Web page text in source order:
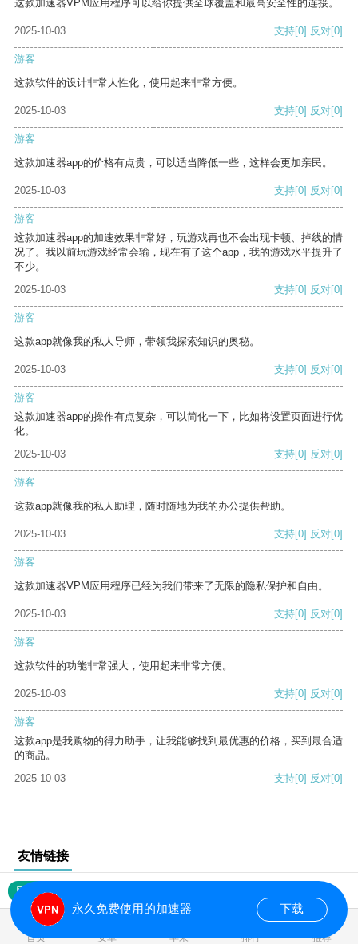
这款加速器VPM应用程序可以给你提供全球覆盖和最高安全性的连接。
2025-10-03 支持[0] 反对[0]
游客
这款软件的设计非常人性化，使用起来非常方便。
2025-10-03 支持[0] 反对[0]
游客
这款加速器app的价格有点贵，可以适当降低一些，这样会更加亲民。
2025-10-03 支持[0] 反对[0]
游客
这款加速器app的加速效果非常好，玩游戏再也不会出现卡顿、掉线的情
况了。我以前玩游戏经常会输，现在有了这个app，我的游戏水平提升了
不少。
2025-10-03
支持[0] 反对[0]
游客
这款app就像我的私人导师，带领我探索知识的奥秘。
2025-10-03 支持[0] 反对[0]
游客
这款加速器app的操作有点复杂，可以简化一下，比如将设置页面进行优
化。
2025-10-03
支持[0] 反对[0]
游客
这款app就像我的私人助理，随时随地为我的办公提供帮助。
2025-10-03 支持[0] 反对[0]
游客
这款加速器VPM应用程序已经为我们带来了无限的隐私保护和自由。
2025-10-03 支持[0] 反对[0]
游客
这款软件的功能非常强大，使用起来非常方便。
2025-10-03 支持[0] 反对[0]
游客
这款app是我购物的得力助手，让我能够找到最优惠的价格，买到最合适
的商品。
2025-10-03
支持[0] 反对[0]
友情链接
网站地图
首页 安卓 苹果 排行 推荐
永久免费使用的加速器 下载
0.019763s